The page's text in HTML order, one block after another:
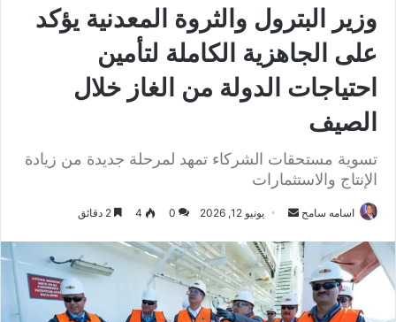
وزير البترول والثروة المعدنية يؤكد
على الجاهزية الكاملة لتأمين
احتياجات الدولة من الغاز خلال
الصيف
تسوية مستحقات الشركاء تمهد لمرحلة جديدة من زيادة
الإنتاج والاستثمارات
اسامه سامح
أرسل
إلكترونيا
يونيو 12, 2026 0
4